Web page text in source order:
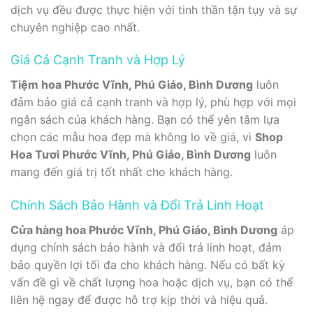
dịch vụ đều được thực hiện với tinh thần tận tụy và sự
chuyên nghiệp cao nhất.
Giá Cả Cạnh Tranh và Hợp Lý
Tiệm hoa Phước Vĩnh, Phú Giáo, Bình Dương luôn
đảm bảo giá cả cạnh tranh và hợp lý, phù hợp với mọi
ngân sách của khách hàng. Bạn có thể yên tâm lựa
chọn các mẫu hoa đẹp mà không lo về giá, vì Shop
Hoa Tươi Phước Vĩnh, Phú Giáo, Bình Dương luôn
mang đến giá trị tốt nhất cho khách hàng.
Chính Sách Bảo Hành và Đổi Trả Linh Hoạt
Cửa hàng hoa Phước Vĩnh, Phú Giáo, Bình Dương áp
dụng chính sách bảo hành và đổi trả linh hoạt, đảm
bảo quyền lợi tối đa cho khách hàng. Nếu có bất kỳ
vấn đề gì về chất lượng hoa hoặc dịch vụ, bạn có thể
liên hệ ngay để được hỗ trợ kịp thời và hiệu quả.